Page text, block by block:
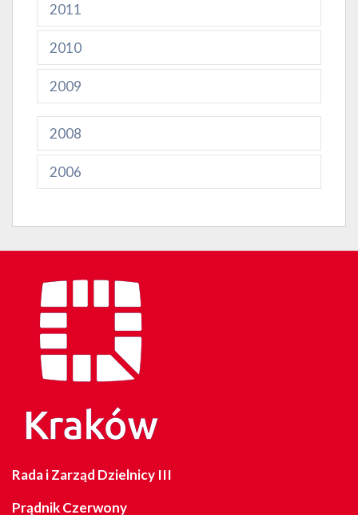
2011
2010
2009
2008
2006
Rada i Zarząd Dzielnicy III
Prądnik Czerwony